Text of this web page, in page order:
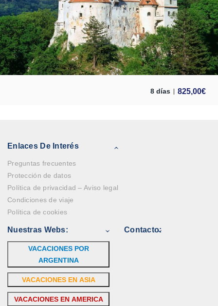
8 días 825,00€
Enlaces De Interés
Preguntas frecuentes
Protección de datos
Política de privacidad – Aviso legal
Condiciones de viaje
Política de cookies
Nuestras Webs:
VACACIONES POR
ARGENTINA
VACACIONES EN ASIA
VACACIONES EN AMERICA
Contacto: